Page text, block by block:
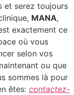
et serez toujours
MANA,
exactement ce
où vous
selon vos
ou que
sommes là pour
êtes: contactez-